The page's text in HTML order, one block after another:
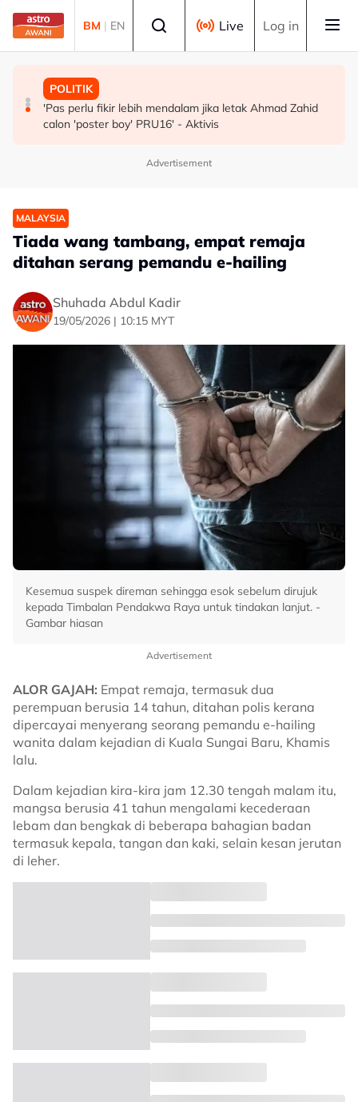
Skip to main content
BM | EN Live Log in
POLITIK
BN cari formula elak perpecahan undi Melayu - Razlan
Rafii
MALAYSIA
Malaysia, Singapura perkukuh kerjasama sektor tenaga
kerja
POLITIK
'Pas perlu fikir lebih mendalam jika letak Ahmad Zahid
calon 'poster boy' PRU16' - Aktivis
Advertisement
MALAYSIA
Tiada wang tambang, empat remaja
ditahan serang pemandu e-hailing
Shuhada Abdul Kadir
19/05/2026 | 10:15 MYT
Kesemua suspek direman sehingga esok sebelum dirujuk
kepada Timbalan Pendakwa Raya untuk tindakan lanjut. -
Gambar hiasan
Advertisement
ALOR GAJAH: Empat remaja, termasuk dua
perempuan berusia 14 tahun, ditahan polis kerana
dipercayai menyerang seorang pemandu e-hailing
wanita dalam kejadian di Kuala Sungai Baru, Khamis
lalu.
Dalam kejadian kira-kira jam 12.30 tengah malam itu,
mangsa berusia 41 tahun mengalami kecederaan
lebam dan bengkak di beberapa bahagian badan
termasuk kepala, tangan dan kaki, selain kesan jerutan
di leher.